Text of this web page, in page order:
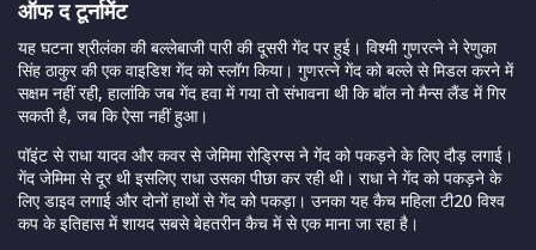
ऑफ द टूर्नामेंट
यह घटना श्रीलंका की बल्लेबाजी पारी की दूसरी गेंद पर हुई। विश्मी गुणरत्ने ने रेणुका
सिंह ठाकुर की एक वाइडिश गेंद को स्लॉग किया। गुणरत्ने गेंद को बल्ले से मिडल करने में
सक्षम नहीं रही, हालांकि जब गेंद हवा में गया तो संभावना थी कि बॉल नो मैन्स लैंड में गिर
सकती है, जब कि ऐसा नहीं हुआ।
पॉइंट से राधा यादव और कवर सेजेमिमा रोड्रिग्स ने गेंद को पकड़ने के लिए दौड़ लगाई।
गेंद जेमिमा से दूर थी इसलिए राधा उसका पीछा कर रही थी। राधा ने गेंद को पकड़ने के
लिए डाइव लगाई और दोनों हाथों से गेंद को पकड़ा। उनका यह कैच महिला टी20 विश्व
कप के इतिहास में शायद सबसे बेहतरीन कैच में से एक माना जा रहा है।